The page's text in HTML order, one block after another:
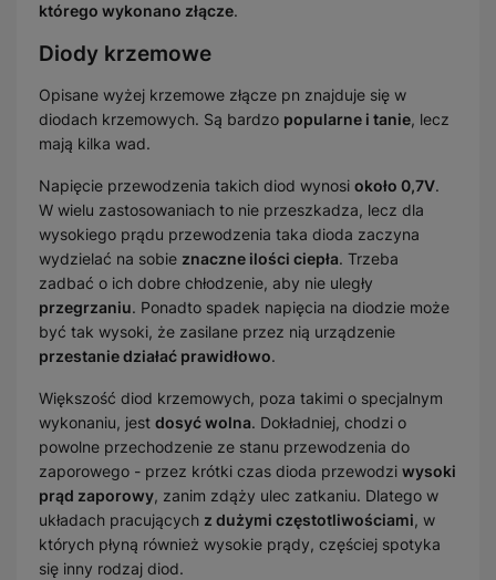
którego wykonano złącze.
Diody krzemowe
Opisane wyżej krzemowe złącze pn znajduje się w
diodach krzemowych. Są bardzo popularne i tanie, lecz
mają kilka wad.
Napięcie przewodzenia takich diod wynosi około 0,7V.
W wielu zastosowaniach to nie przeszkadza, lecz dla
wysokiego prądu przewodzenia taka dioda zaczyna
wydzielać na sobie znaczne ilości ciepła. Trzeba
zadbać o ich dobre chłodzenie, aby nie uległy
przegrzaniu. Ponadto spadek napięcia na diodzie może
być tak wysoki, że zasilane przez nią urządzenie
przestanie działać prawidłowo.
Większość diod krzemowych, poza takimi o specjalnym
wykonaniu, jest dosyć wolna. Dokładniej, chodzi o
powolne przechodzenie ze stanu przewodzenia do
zaporowego - przez krótki czas dioda przewodzi wysoki
prąd zaporowy, zanim zdąży ulec zatkaniu. Dlatego w
układach pracujących z dużymi częstotliwościami, w
których płyną również wysokie prądy, częściej spotyka
się inny rodzaj diod.